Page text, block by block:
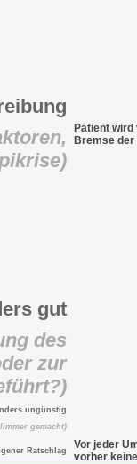
Patient wird
Bremse
gut
des
zur
ungünstig
gemacht)
Ratschlag
Vor jeder
vorher